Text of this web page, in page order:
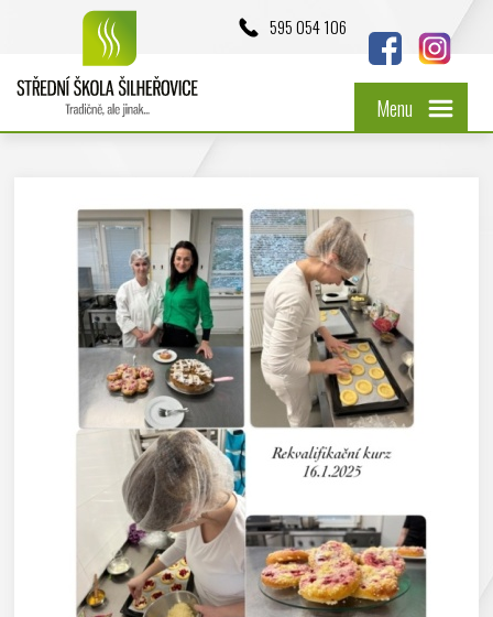
595 054 106
Menu